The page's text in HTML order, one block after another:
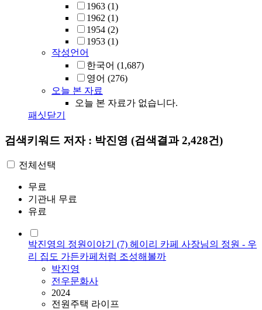
1963 (1)
1962 (1)
1954 (2)
1953 (1)
작성언어
한국어 (1,687)
영어 (276)
오늘 본 자료
오늘 본 자료가 없습니다.
패싯닫기
검색키워드 저자 : 박진영 (검색결과 2,428건)
전체선택
무료
기관내 무료
유료
박진영의 정원이야기 (7) 헤이리 카페 사장님의 정원 - 우
리 집도 가든카페처럼 조성해볼까
박진영
전우문화사
2024
전원주택 라이프